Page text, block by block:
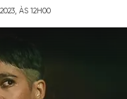
ÀS 12H00